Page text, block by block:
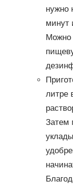
нужно
минут
Можно
литре
Затем